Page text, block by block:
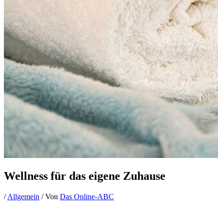
Wellness für das eigene Zuhause
/Allgemein / Von Das Online-ABC